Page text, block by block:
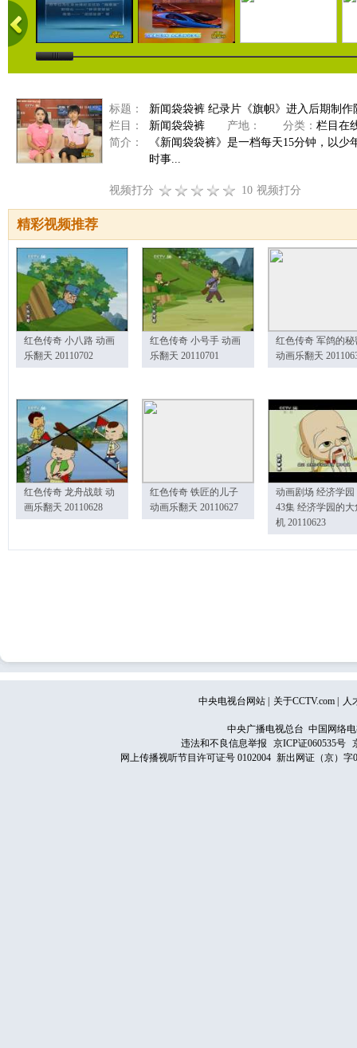
标题：
新闻袋袋裤 纪录片《旗帜》进入后期制作
栏目：
新闻袋袋裤 产地： 分类： 栏目在
简介：
《新闻袋袋裤》是一档每天15分钟，以
时事...
视频打分 10 视频打分
精彩视频推荐
红色传奇 小八路 动画
乐翻天 20110702
红色传奇 小号手 动画
乐翻天 20110701
红色传奇 军鸽的秘
动画乐翻天
红色传奇 龙舟战鼓 动
画乐翻天 20110628
红色传奇 铁匠的儿子
动画乐翻天 20110627
动画剧场 经济学园
43集 经济学园的大
机 20110623
中央电视台网站 关于CCTV.com 人
中央广播电视总台 中国网络
违法和不良信息举报
京ICP证060535号
网上传播视听节目许可证号 0102004 新出网证（京）